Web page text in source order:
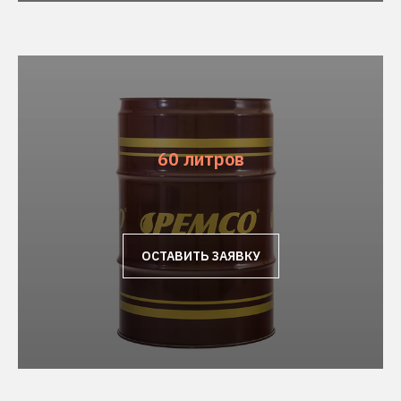
60 литров
ОСТАВИТЬ ЗАЯВКУ